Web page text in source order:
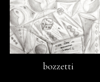
bozzetti